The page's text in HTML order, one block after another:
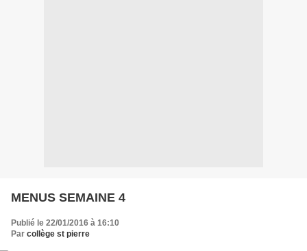
MENUS SEMAINE 4
Publié le 22/01/2016 à 16:10
Par collège st pierre